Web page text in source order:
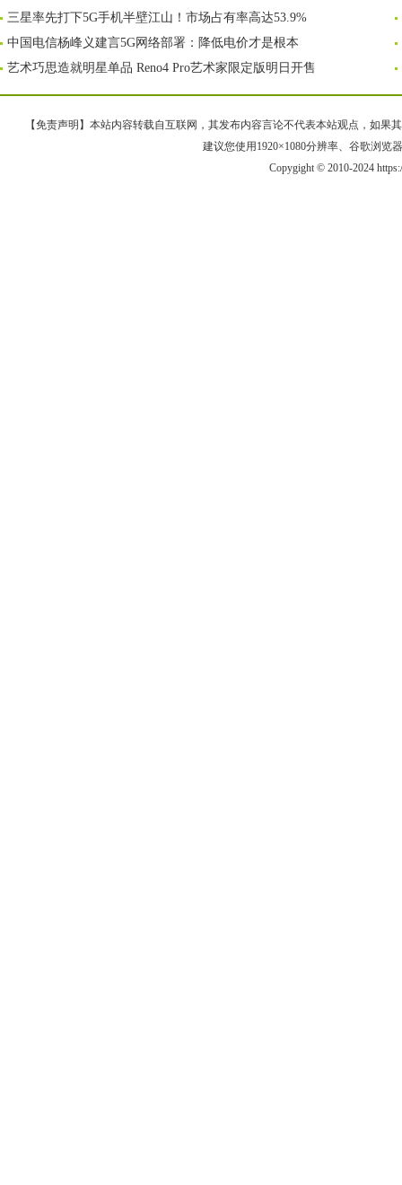
三星率先打下5G手机半壁江山！市场占有率高达53.9%
中国电信杨峰义建言5G网络部署：降低电价才是根本
艺术巧思造就明星单品 Reno4 Pro艺术家限定版明日开售
【免责声明】本站内容转载自互联网，其发布内容言论不代表本站观点，如果
建议您使用1920×1080分辨率、谷歌浏览
Copygight © 2010-2024